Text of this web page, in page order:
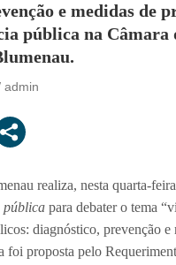
e medidas de
pública na Câmara
admin
realiza, nesta quarta-
pública para debater o tema
diagnóstico, prevenção e
foi proposta pelo